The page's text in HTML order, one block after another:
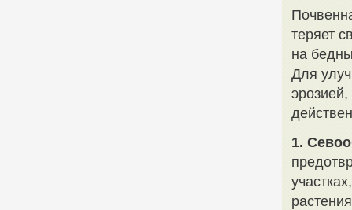
теряет
на
Для
эрозией,
1.